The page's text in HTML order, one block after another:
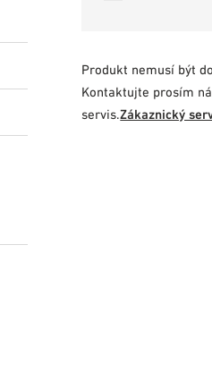
Produkt nemusí být
Kontaktujte prosím
servis.Zákaznický